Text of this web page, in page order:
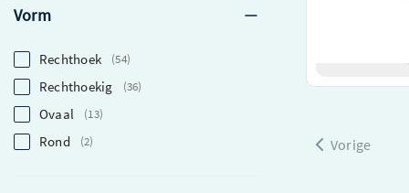
Vorm
Rechthoek 54
Rechthoekig 36
Ovaal 13
Rond 2 Vorige